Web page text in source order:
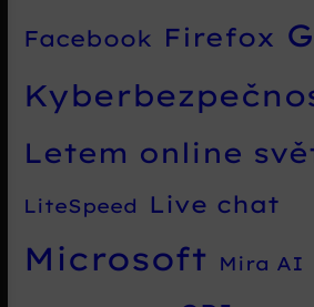
Facebook Firefox
Letem online
LiteSpeed Live chat
Microsoft Mira AI